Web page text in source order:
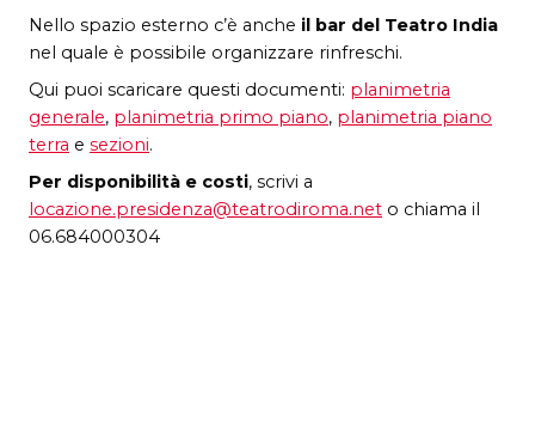
Nello spazio esterno c’è anche il bar del Teatro India
nel quale è possibile organizzare rinfreschi.
Qui puoi scaricare questi documenti: planimetria
generale, planimetria primo piano, planimetria piano
terra e sezioni.
Per disponibilità e costi, scrivi a
locazione.presidenza@teatrodiroma.net o chiama il
06.684000304